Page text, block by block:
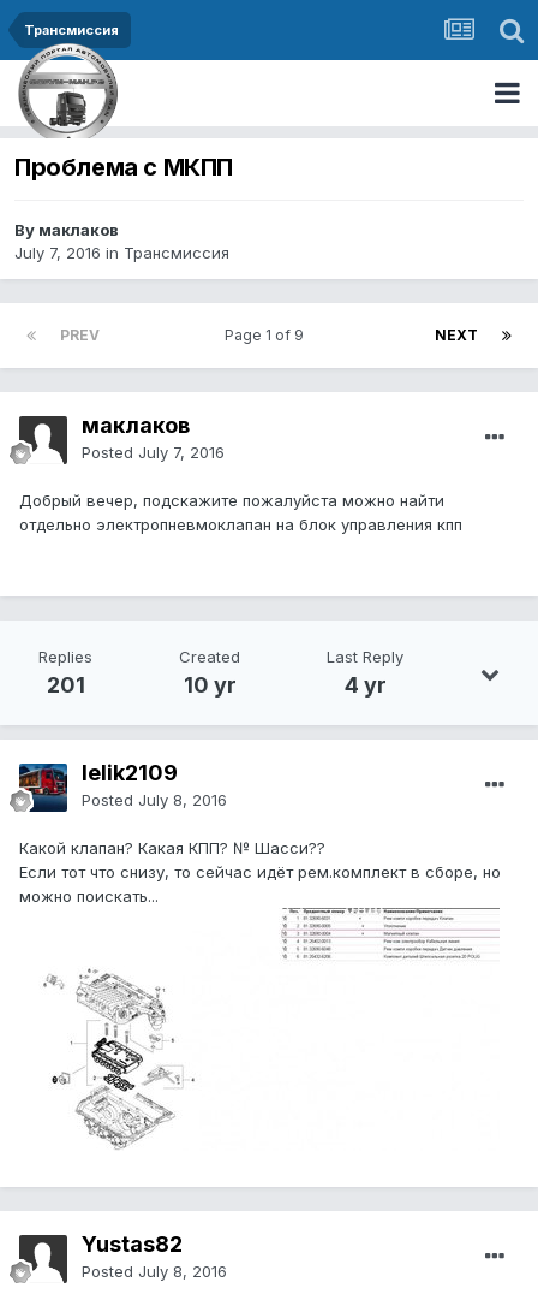
Трансмиссия
Проблема с МКПП
By маклаков
July 7, 2016 in Трансмиссия
PREV NEXT
Page 1 of 9
маклаков
Posted July 7, 2016
Добрый вечер, подскажите пожалуйста можно найти
отдельно электропневмоклапан на блок управления кпп
Replies
201
Created
10 yr
Last Reply
4 yr
lelik2109
Posted July 8, 2016
Какой клапан? Какая КПП? № Шасси??
Если тот что снизу, то сейчас идёт рем.комплект в сборе, но
можно поискать...
Yustas82
Posted July 8, 2016